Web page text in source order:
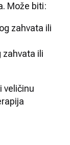
Može biti:
zahvata ili
zahvata ili
veličinu